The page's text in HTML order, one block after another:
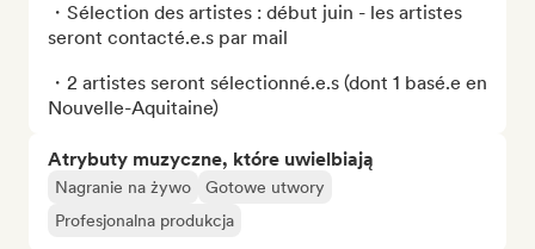
・Sélection des artistes : début juin - les artistes
seront contacté.e.s par mail
・2 artistes seront sélectionné.e.s (dont 1 basé.e en
Nouvelle-Aquitaine)
Atrybuty muzyczne, które uwielbiają
Nagranie na żywo
Gotowe utwory
Profesjonalna produkcja